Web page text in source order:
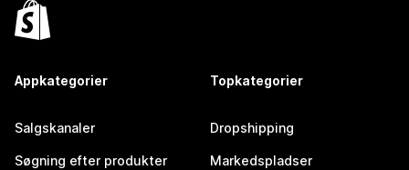
Appkategorier
Salgskanaler
Søgning efter produkter
Topkategorier
Dropshipping
Markedspladser